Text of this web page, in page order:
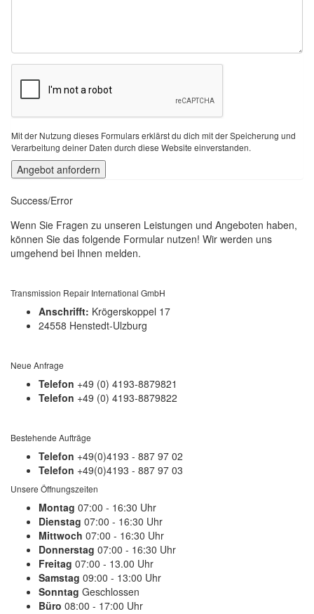
Mit der Nutzung dieses Formulars erklärst du dich mit der Speicherung und
Verarbeitung deiner Daten durch diese Website einverstanden.
Success/Error
Wenn Sie Fragen zu unseren Leistungen und Angeboten haben,
können Sie das folgende Formular nutzen! Wir werden uns
umgehend bei Ihnen melden.
Transmission Repair International GmbH
Anschrifft: Krögerskoppel 17
24558 Henstedt-Ulzburg
Neue Anfrage
Telefon +49 (0) 4193-8879821
Telefon +49 (0) 4193-8879822
Bestehende Aufträge
Telefon +49(0)4193 - 887 97 02
Telefon +49(0)4193 - 887 97 03
Unsere Öffnungszeiten
Montag 07:00 - 16:30 Uhr
Dienstag 07:00 - 16:30 Uhr
Mittwoch 07:00 - 16:30 Uhr
Donnerstag 07:00 - 16:30 Uhr
Freitag 07:00 - 13.00 Uhr
Samstag 09:00 - 13:00 Uhr
Sonntag Geschlossen
Büro 08:00 - 17:00 Uhr